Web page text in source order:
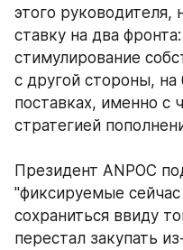
этого руководителя,
ставку на два
стимулирование
с другой стороны,
поставках, именно с
стратегией
Президент ANPOC
"фиксируемые
сохраниться ввиду
перестал закупать